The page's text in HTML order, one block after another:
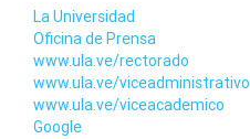
La Universidad
Oficina de Prensa
www.ula.ve/rectorado
www.ula.ve/viceadministrativo
www.ula.ve/viceacademico
Google